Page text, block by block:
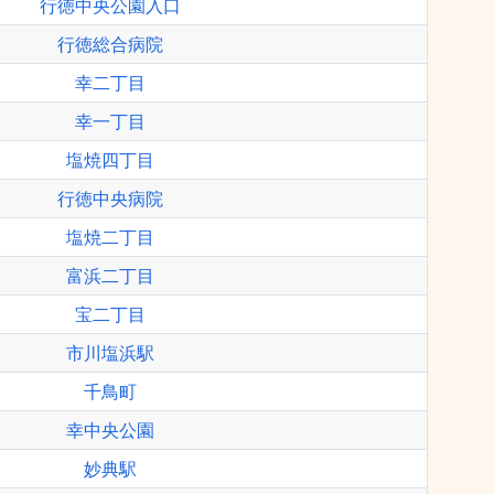
行徳中央公園入口
行徳総合病院
幸二丁目
幸一丁目
塩焼四丁目
行徳中央病院
塩焼二丁目
富浜二丁目
宝二丁目
市川塩浜駅
千鳥町
幸中央公園
妙典駅